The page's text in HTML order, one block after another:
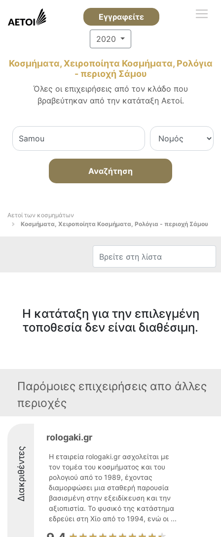
Εγγραφείτε
2020
Κοσμήματα, Χειροποίητα Κοσμήματα, Ρολόγια
- περιοχή Σάμου
Όλες οι επιχειρήσεις από τον κλάδο που
βραβεύτηκαν από την κατάταξη Αετοί.
Αναζήτηση
Αετοί των κοσμημάτων
Κοσμήματα, Χειροποίητα Κοσμήματα, Ρολόγια - περιοχή Σάμου
Η κατάταξη για την επιλεγμένη
τοποθεσία δεν είναι διαθέσιμη.
Παρόμοιες επιχειρήσεις απο άλλες
περιοχές
Διακριθέντες
rologaki.gr
Η εταιρεία rologaki.gr ασχολείται με
τον τομέα του κοσμήματος και του
ρολογιού από το 1989, έχοντας
διαμορφώσει μια σταθερή παρουσία
βασισμένη στην εξειδίκευση και την
αξιοπιστία. Το φυσικό της κατάστημα
εδρεύει στη Χίο από το 1994, ενώ οι ...